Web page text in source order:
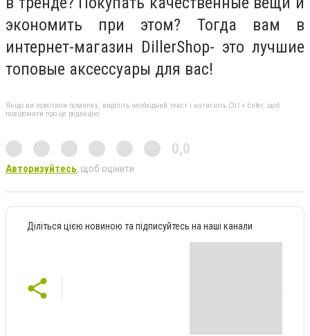
экономить при этом? Тогда вам в
интернет-магазин DillerShop- это лучшие
топовые аксессуары для вас!
Якщо ви помітили помилку, виділіть необхідний текст і натисніть Ctrl + Enter, щоб
повідомити про це редакцію
0,0
Авторизуйтесь, щоб оцінити
Діліться цією новиною та підписуйтесь на наші канали